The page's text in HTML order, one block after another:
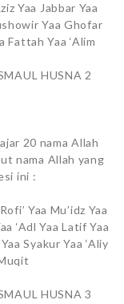
Yaa Jabbar Yaa
Yaa Ghofar
Fattah Yaa ‘Alim
HUSNA 2
20 nama Allah
nama Allah yang
ini :
Yaa Mu’idz Yaa
‘Adl Yaa Latif Yaa
Syakur Yaa ‘Aliy
HUSNA 3